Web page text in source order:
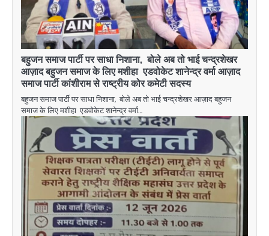
बहुजन समाज पार्टी पर साधा निशाना, बोले अब तो भाई चन्द्रशेखर
आज़ाद बहुजन समाज के लिए मशीहा एडवोकेट शानेन्द्र वर्मा आज़ाद
समाज पार्टी कांशीराम से राष्ट्रीय कोर कमेटी सदस्य
बहुजन समाज पार्टी पर साधा निशाना, बोले अब तो भाई चन्द्रशेखर आज़ाद बहुजन
समाज के लिए मशीहा एडवोकेट शानेन्द्र वर्मा…